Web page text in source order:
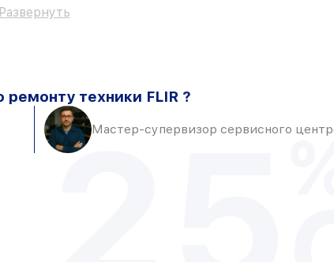
владельца
остальные поступают оперативно
аналоги– с учётом любых
тепловизора
Развернуть
ремонту техники FLIR ?
Мастер-супервизор сервисного
25